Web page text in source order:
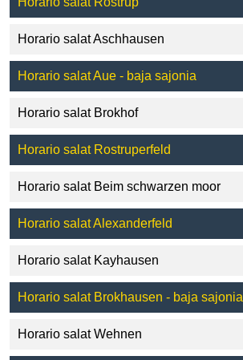
Horario salat Aschhausen
Horario salat Aue - baja sajonia
Horario salat Brokhof
Horario salat Rostruperfeld
Horario salat Beim schwarzen moor
Horario salat Alexanderfeld
Horario salat Kayhausen
Horario salat Brokhausen - baja sajonia
Horario salat Wehnen